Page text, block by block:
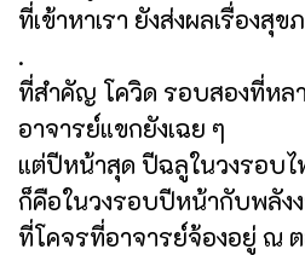
ที่เข้าหาเรา ยังส่งผลเรื่องสุข
.
ที่สำคัญ โควิด รอบสองที่หล
อาจารย์แขกยังเฉย ๆ
แต่ปีหน้าสุด ปีฉลูในวงรอบ
ก็คือในวงรอบปีหน้ากับพลัง
ที่โคจรที่อาจารย์จ้องอยู่ ณ